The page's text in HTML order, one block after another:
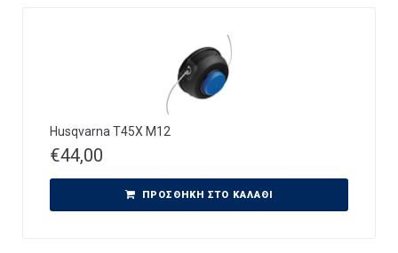
Husqvarna T45X M12
€44,00
ΠΡΟΣΘΉΚΗ ΣΤΟ ΚΑΛΆΘΙ